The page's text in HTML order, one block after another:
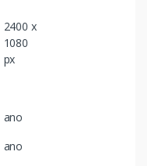
2400 x
1080
px
ano
ano